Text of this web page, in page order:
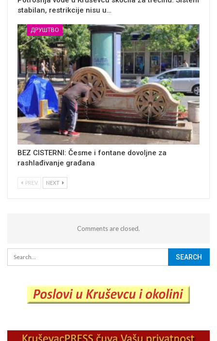
stabilan, restrikcije nisu u…
ДРУШТВО
BEZ CISTERNI: Česme i fontane dovoljne za
rashlađivanje građana
PREV NEXT
Comments are closed.